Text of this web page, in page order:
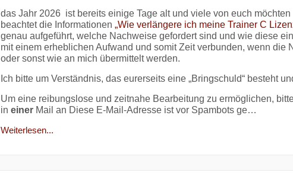
das Jahr 2026 ist bereits einige Tage alt und viele von euch
beachtet die Informationen „Wie verlängere ich meine Trainer C
genau aufgeführt, welche Nachweise gefordert sind und wie diese
mit einem erheblichen Aufwand und somit Zeit verbunden, wenn die
oder sonst wie an mich übermittelt werden.
Ich bitte um Verständnis, das eurerseits eine „Bringschuld“ besteht
Um eine reibungslose und zeitnahe Bearbeitung zu ermöglichen,
in einerMail an Diese E-Mail-Adresse ist vor Spambots ge…
Weiterlesen...